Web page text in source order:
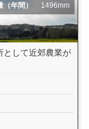
（年間）
1496mm
として近郊農業が